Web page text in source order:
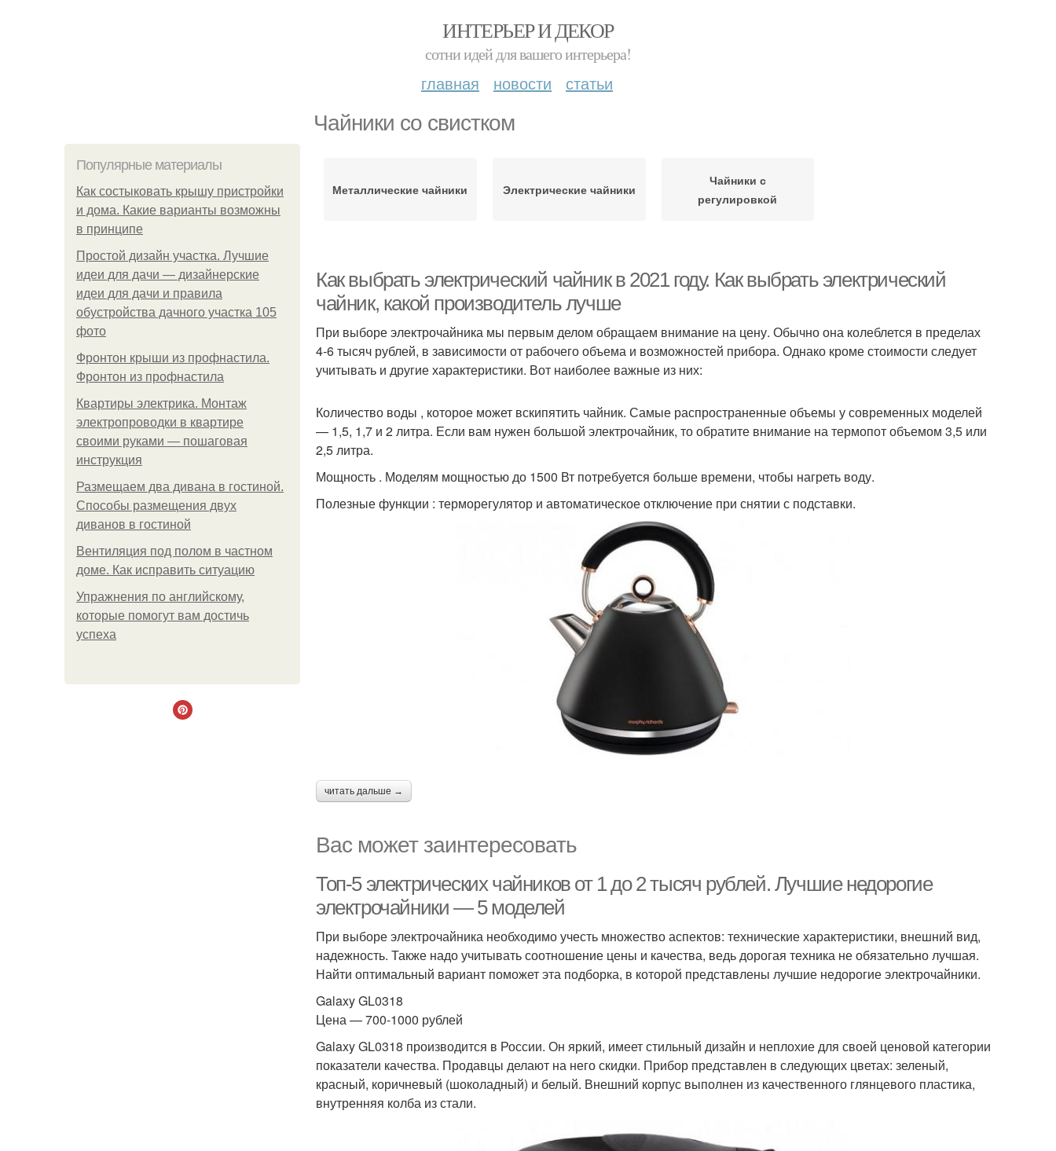
ИНТЕРЬЕР И ДЕКОР
сотни идей для вашего интерьера!
главная новости статьи
Чайники со свистком
Популярные материалы
Как состыковать крышу пристройки
и дома. Какие варианты возможны
в принципе
Простой дизайн участка. Лучшие
идеи для дачи — дизайнерские
идеи для дачи и правила
обустройства дачного участка 105
фото
Фронтон крыши из профнастила.
Фронтон из профнастила
Квартиры электрика. Монтаж
электропроводки в квартире
своими руками — пошаговая
инструкция
Размещаем два дивана в гостиной.
Способы размещения двух
диванов в гостиной
Вентиляция под полом в частном
доме. Как исправить ситуацию
Упражнения по английскому,
которые помогут вам достичь
успеха
Металлические чайники Электрические чайники
Чайники с
регулировкой
Как выбрать электрический чайник в 2021 году. Как выбрать электрический
чайник, какой производитель лучше
При выборе электрочайника мы первым делом обращаем внимание на цену. Обычно она колеблется в пределах
4-6 тысяч рублей, в зависимости от рабочего объема и возможностей прибора. Однако кроме стоимости следует
учитывать и другие характеристики. Вот наиболее важные из них:
Количество воды , которое может вскипятить чайник. Самые распространенные объемы у современных моделей
— 1,5, 1,7 и 2 литра. Если вам нужен большой электрочайник, то обратите внимание на термопот объемом 3,5 или
2,5 литра.
Мощность . Моделям мощностью до 1500 Вт потребуется больше времени, чтобы нагреть воду.
Полезные функции : терморегулятор и автоматическое отключение при снятии с подставки.
читать дальше →
Вас может заинтересовать
Топ-5 электрических чайников от 1 до 2 тысяч рублей. Лучшие недорогие
электрочайники — 5 моделей
При выборе электрочайника необходимо учесть множество аспектов: технические характеристики, внешний вид,
надежность. Также надо учитывать соотношение цены и качества, ведь дорогая техника не обязательно лучшая.
Найти оптимальный вариант поможет эта подборка, в которой представлены лучшие недорогие электрочайники.
Galaxy GL0318
Цена — 700-1000 рублей
Galaxy GL0318 производится в России. Он яркий, имеет стильный дизайн и неплохие для своей ценовой категории
показатели качества. Продавцы делают на него скидки. Прибор представлен в следующих цветах: зеленый,
красный, коричневый (шоколадный) и белый. Внешний корпус выполнен из качественного глянцевого пластика,
внутренняя колба из стали.